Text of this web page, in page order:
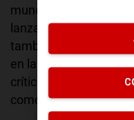
mundiales de pago
lanzadas en los
también presenta
en la atracción de
críticos que se
como